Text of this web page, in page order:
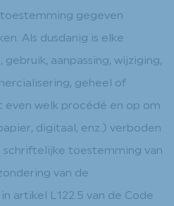
gegeven
Als dusdanig is elke
aanpassing, wijziging,
geheel of
welk procédé en op om
digitaal, enz.) verboden
schriftelijke toestemming van
van de
artikel L122.5 van de Code